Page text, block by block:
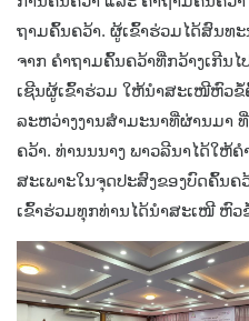
ຖາມຄົ້ນຄວ້າ. ຜູ້ເຂົ້າຮ່ວມໄດ້ສົນທ
ຈາກ ຄໍາຖາມຄົ້ນຄວ້າທີ່ກວ້າງເກີນ
ເຊີນຜູ້ເຂົ້າຮ່ວມ ໃຫ້ນໍາສະເໜີຫົວຂໍ້
ລະຫວ່າງງານສໍາມະນາທີ່ຜ່ານມາ
ຄວ້າ. ທ່ານນນາງ ພາວລີນາໄດ້ໃຫ້
ສະເພາະໃນຈຸດປະສົງຂອງບົດຄົ້ນ
ເຂົ້າຮ່ວມທຸກທ່ານໄດ້ນໍາສະເໜີ ຫົ